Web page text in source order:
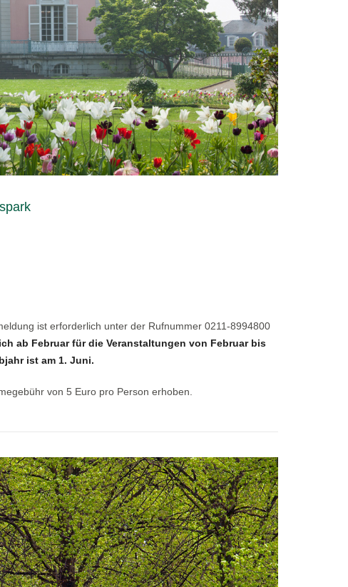
ist erforderlich unter der Rufnummer 0211-8994800
ab Februar für die Veranstaltungen von Februar bis
ist am 1. Juni.
von 5 Euro pro Person erhoben.